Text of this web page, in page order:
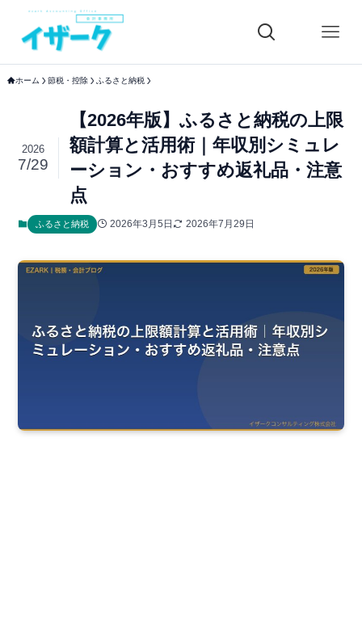
ホーム 節税・控除 ふるさと納税
【2026年版】ふるさと納税の上限
額計算と活用術｜年収別シミュレ
ーション・おすすめ返礼品・注意
点
2026
7/29
ふるさと納税 2026年3月5日 2026年7月29日